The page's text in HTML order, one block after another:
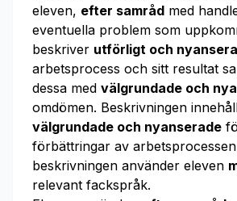
eleven, efter samråd med
eventuella problem som
be­skriver utförligt och
arbetsprocess och sitt resultat
dessa med välgrundade och
omdömen. Beskrivningen
välgrundade och nyanserade
förbättringar av
beskrivningen använder eleven
relevant fackspråk.